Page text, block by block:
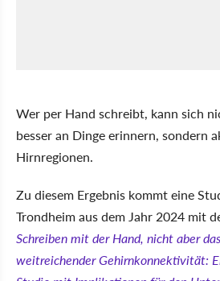
Wer per Hand schreibt, kann sich
besser an Dinge erinnern, sondern
Hirnregionen.
Zu diesem Ergebnis kommt eine
Trondheim aus dem Jahr 2024 mit
Schreiben mit der Hand, nicht aber
weitreichender Gehirnkonnektivität: